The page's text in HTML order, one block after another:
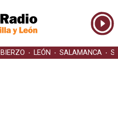
BIERZO LEÓN SALAMANCA